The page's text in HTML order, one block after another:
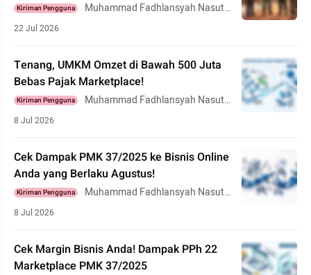
Kiriman Pengguna
Muhammad Fadhlansyah Nasuti
22 Jul 2026
Tenang, UMKM Omzet di Bawah 500 Juta
Bebas Pajak Marketplace!
Kiriman Pengguna
Muhammad Fadhlansyah Nasuti
8 Jul 2026
Cek Dampak PMK 37/2025 ke Bisnis Online
Anda yang Berlaku Agustus!
Kiriman Pengguna
Muhammad Fadhlansyah Nasuti
8 Jul 2026
Cek Margin Bisnis Anda! Dampak PPh 22
Marketplace PMK 37/2025